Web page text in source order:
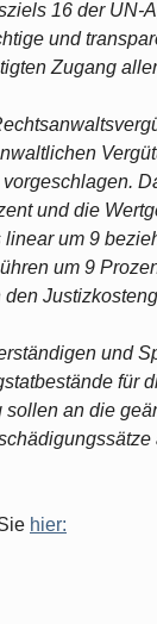
16 der UN-
und
Zugang
und die
um 9
um 9
und
für
an die
hier: